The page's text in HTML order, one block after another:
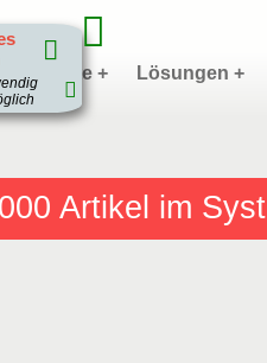
Artikel im
Produkte + Lösungen +